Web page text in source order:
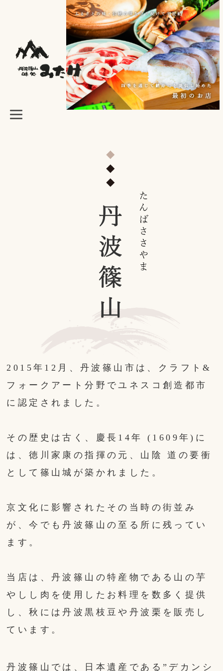
2015年12月、丹波篠山市は、クラフト&
フォークアート分野でユネスコ創造都市
に認定されました。
その歴史は古く、慶長14年 (1609年)に
は、徳川家康の指揮の元、山陰 道の要衝
として篠山城が築かれました。
京文化に影響されたその当時の街並み
が、今でも丹波篠山の至る所に残ってい
ます。
当店は、丹波篠山の特産物である山の芋
やしし肉を使用したお料理を数多く提供
し、秋には丹波黒枝豆や丹波栗を販売し
ています。
丹波篠山では、日本遺産である”デカンシ